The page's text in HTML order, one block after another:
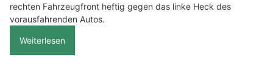
rechten Fahrzeugfront heftig gegen das linke Heck des
vorausfahrenden Autos.
Weiterlesen